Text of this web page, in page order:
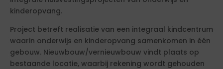
kinderopvang.
Project betreft realisatie van een integraal kindcentrum
waarin onderwijs en kinderopvang samenkomen in één
gebouw. Nieuwbouw/vernieuwbouw vindt plaats op
bestaande locatie, waarbij rekening wordt gehouden